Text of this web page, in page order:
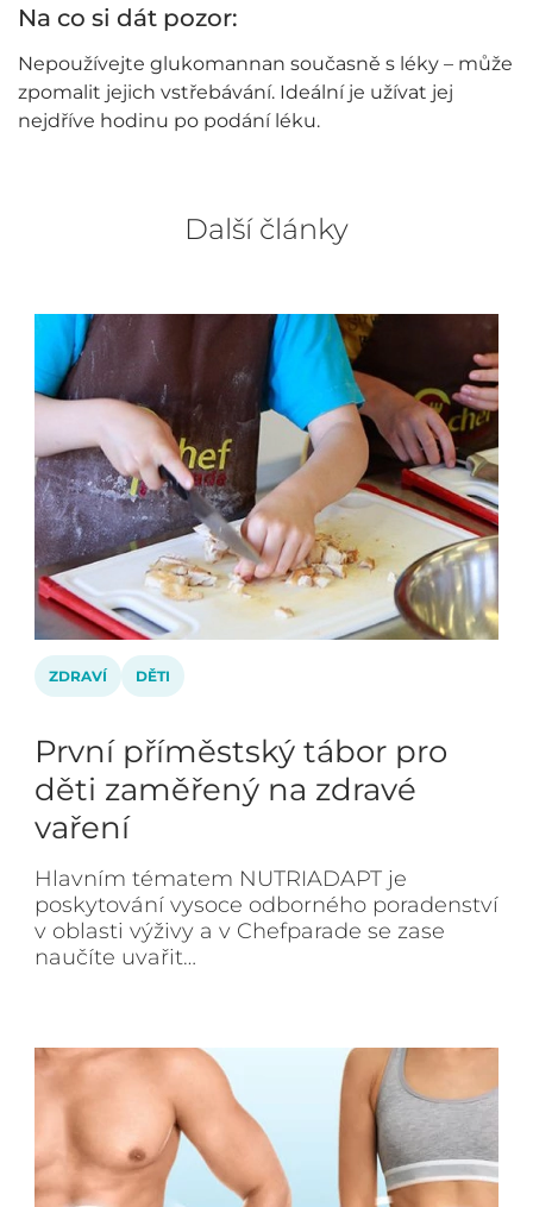
Na co si dát pozor:
Nepoužívejte glukomannan současně s léky – může
zpomalit jejich vstřebávání. Ideální je užívat jej
nejdříve hodinu po podání léku.
Další články
ZDRAVÍ DĚTI
První příměstský tábor pro
děti zaměřený na zdravé
vaření
Hlavním tématem NUTRIADAPT je
poskytování vysoce odborného poradenství
v oblasti výživy a v Chefparade se zase
naučíte uvařit…